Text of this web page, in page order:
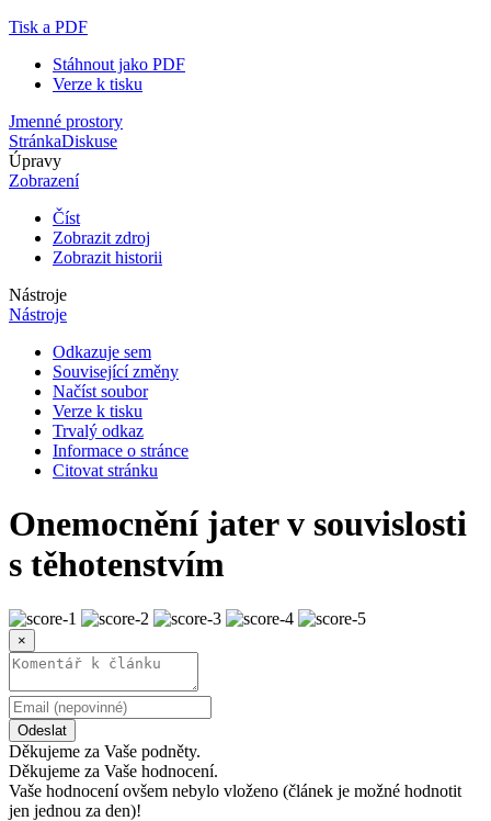
Tisk a PDF
Stáhnout jako PDF
Verze k tisku
Jmenné prostory
StránkaDiskuse
Úpravy
Zobrazení
Číst
Zobrazit zdroj
Zobrazit historii
Nástroje
Nástroje
Odkazuje sem
Související změny
Načíst soubor
Verze k tisku
Trvalý odkaz
Informace o stránce
Citovat stránku
Onemocnění jater v souvislosti
s těhotenstvím
×
Odeslat
Děkujeme za Vaše podněty.
Děkujeme za Vaše hodnocení.
Vaše hodnocení ovšem nebylo vloženo (článek je možné hodnotit
jen jednou za den)!